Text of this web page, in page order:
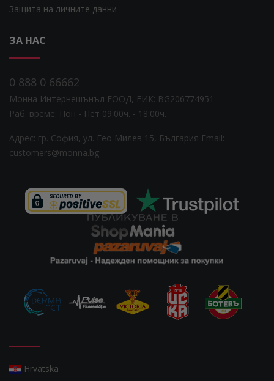
Защита на личните данни
ЗА НАС
0 888 0 66662
Монна Интернешънъл ЕООД, ЕИК: BG206774951
Раб. време: Пoн - Пет 09:00ч. - 18:00ч.
Адрес: гр. София, ул. Гео Милев 15, България Email:
customers@monna.bg
Hrvatska